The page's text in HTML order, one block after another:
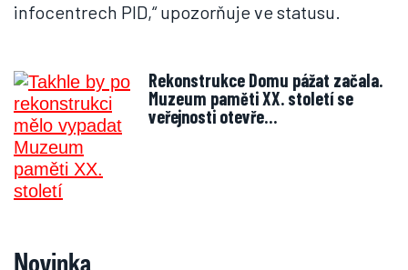
infocentrech PID,“ upozorňuje ve statusu.
Rekonstrukce Domu pážat začala.
Muzeum paměti XX. století se
veřejnosti otevře…
Novinka